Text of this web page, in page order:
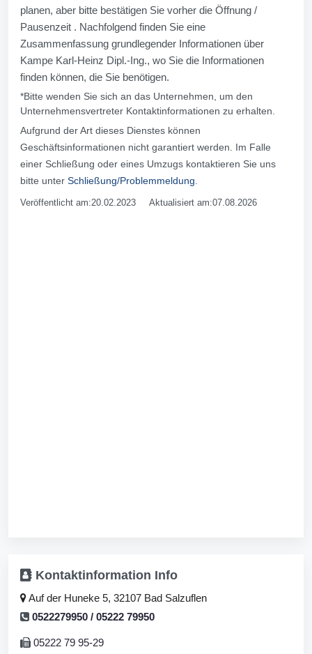
planen, aber bitte bestätigen Sie vorher die Öffnung /
Pausenzeit . Nachfolgend finden Sie eine
Zusammenfassung grundlegender Informationen über
Kampe Karl-Heinz Dipl.-Ing., wo Sie die Informationen
finden können, die Sie benötigen.
*Bitte wenden Sie sich an das Unternehmen, um den
Unternehmensvertreter Kontaktinformationen zu erhalten.
Aufgrund der Art dieses Dienstes können
Geschäftsinformationen nicht garantiert werden. Im Falle
einer Schließung oder eines Umzugs kontaktieren Sie uns
bitte unter Schließung/Problemmeldung
Veröffentlicht am:20.02.2023 Aktualisiert am:07.08.2026
Kontaktinformation Info
Auf der Huneke 5, 32107 Bad Salzuflen
0522279950 / 05222 79950
05222 79 95-29